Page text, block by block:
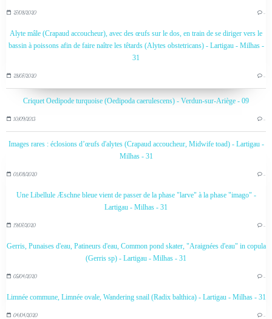
27/08/2020 …
Alyte mâle (Crapaud accoucheur), avec des œufs sur le dos, en train de se diriger vers le
bassin à poissons afin de faire naître les têtards (Alytes obstetricans) - Lartigau - Milhas -
31
28/07/2020 …
Criquet Oedipode turquoise (Oedipoda caerulescens) - Verdun-sur-Ariège - 09
10/09/2013 …
Images rares : éclosions d’œufs d'alytes (Crapaud accoucheur, Midwife toad) - Lartigau -
Milhas - 31
01/08/2020 …
Une Libellule Æschne bleue vient de passer de la phase "larve" à la phase "imago" -
Lartigau - Milhas - 31
19/07/2020 …
Gerris, Punaises d'eau, Patineurs d'eau, Common pond skater, "Araignées d'eau" in copula
(Gerris sp) - Lartigau - Milhas - 31
05/04/2020 …
Limnée commune, Limnée ovale, Wandering snail (Radix balthica) - Lartigau - Milhas - 31
04/04/2020 …